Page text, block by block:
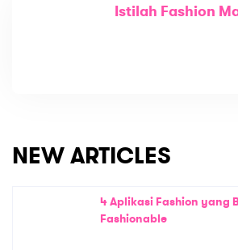
Istilah Fashion
NEW ARTICLES
4 Aplikasi Fashion yang
Fashionable